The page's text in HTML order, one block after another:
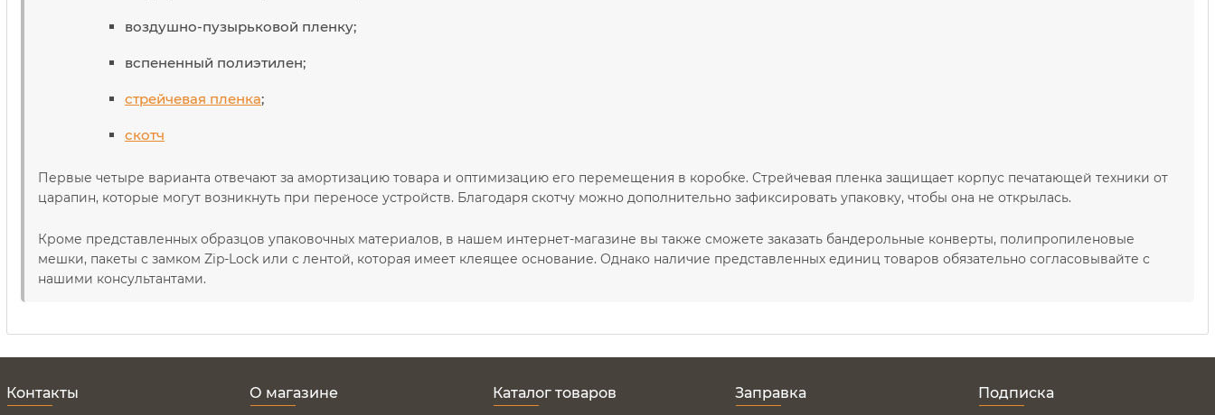
воздушно-пузырьковой пленку;
вспененный полиэтилен;
стрейчевая пленка;
скотч
Первые четыре варианта отвечают за амортизацию товара и оптимизацию его перемещения в коробке. Стрейчевая пленка защищает корпус печатающей техники от
царапин, которые могут возникнуть при переносе устройств. Благодаря скотчу можно дополнительно зафиксировать упаковку, чтобы она не открылась.
Кроме представленных образцов упаковочных материалов, в нашем интернет-магазине вы также сможете заказать бандерольные конверты, полипропиленовые
мешки, пакеты с замком Zip-Lock или с лентой, которая имеет клеящее основание. Однако наличие представленных единиц товаров обязательно согласовывайте с
нашими консультантами.
Контакты О магазине Каталог товаров Заправка Подписка